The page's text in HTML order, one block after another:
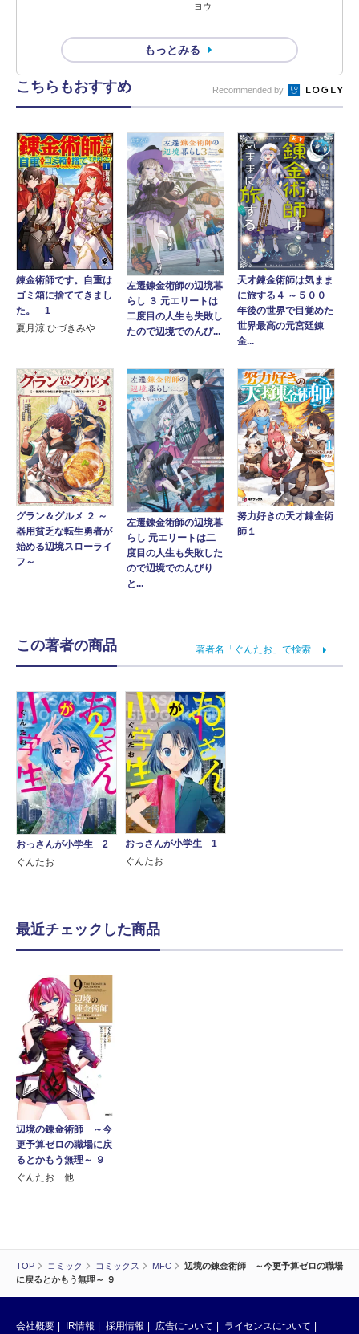
TOP コミック コミックス MFC
辺境の錬金術師 ～今更予算ゼロの職場
に戻るとかもう無理～ ９
ヨウ
もっとみる
こちらもおすすめ Recommended by
錬金術師です。自重は
ゴミ箱に捨ててきまし
た。 1
夏月涼 ひづきみや
左遷錬金術師の辺境暮
らし ３ 元エリートは
二度目の人生も失敗し
たので辺境でのんび...
天才錬金術師は気まま
に旅する４ ～５００
年後の世界で目覚めた
世界最高の元宮廷錬
金...
グラン＆グルメ ２ ～
器用貧乏な転生勇者が
始める辺境スローライ
フ～
左遷錬金術師の辺境暮
らし 元エリートは二
度目の人生も失敗した
ので辺境でのんびり
と...
努力好きの天才錬金術
師１
この著者の商品 著者名「ぐんたお」で検索
おっさんが小学生 2
ぐんたお
おっさんが小学生 1
ぐんたお
最近チェックした商品
辺境の錬金術師 ～今
更予算ゼロの職場に戻
るとかもう無理～ ９
ぐんたお 他
会社概要 IR情報 採用情報 広告について ライセンスについて